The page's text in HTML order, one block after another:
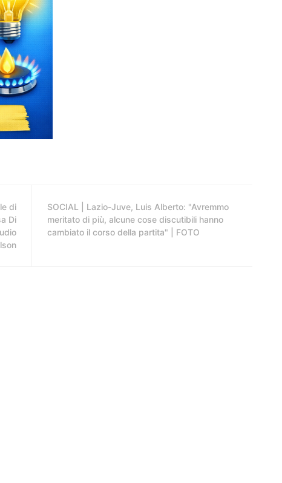
di
Di
SOCIAL | Lazio-Juve, Luis Alberto: "Avremmo
meritato di più, alcune cose discutibili hanno
cambiato il corso della partita" | FOTO